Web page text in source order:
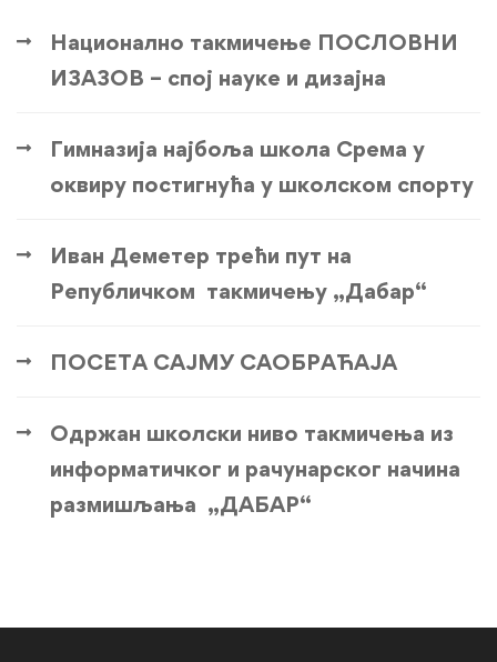
Национално такмичење ПОСЛОВНИ
ИЗАЗОВ – спој науке и дизајна
Гимназија најбоља школа Срема у
оквиру постигнућа у школском спорту
Иван Деметер трећи пут на
Републичком такмичењу „Дабар“
ПОСЕТА САЈМУ САОБРАЋАЈА
Одржан школски ниво такмичења из
информатичког и рачунарског начина
размишљања „ДАБАР“